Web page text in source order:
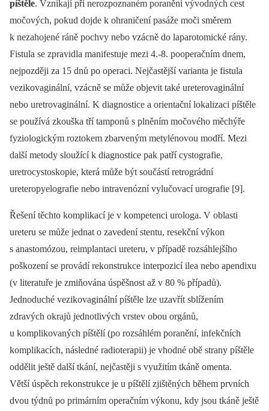
píštěle. Vznikají při nerozpoznaném poranění vývodných cest
močových, pokud dojde k ohraničení pasáže moči směrem
k nezahojené ráně pochvy nebo vzácně do laparotomické rány.
Fistula se zpravidla manifestuje mezi 4.-8. pooperačním dnem,
nejpozději za 15 dnů po operaci. Nejčastější varianta je fistula
vezikovaginální, vzácně se může objevit také ureterovaginální
nebo uretrovaginální. K diagnostice a orientační lokalizaci píštěle
se používá zkouška tří tamponů s plněním močového měchýře
fyziologickým roztokem zbarveným metylénovou modří. Mezi
další metody sloužící k diagnostice pak patří cystografie,
uretrocystoskopie, která může být součástí retrográdní
ureteropyelografie nebo intravenózní vylučovací urografie [9].
Řešení těchto komplikací je v kompetenci urologa. V oblasti
ureteru se může jednat o zavedení stentu, resekční výkon
s anastomózou, reimplantaci ureteru, v případě rozsáhlejšího
poškození se provádí rekonstrukce interpozicí ilea nebo apendixu
(v literatuře je zmiňována úspěšnost až v 80 % případů).
Jednoduché vezikovaginální píštěle lze uzavřít sblížením
zdravých okrajů jednotlivých vrstev obou orgánů,
u komplikovaných píštělí (po rozsáhlém poranění, infekčních
komplikacích, následné radioterapii) je vhodné obě strany píštěle
oddělit ještě další tkání, nejčastěji s využitím tkáně omenta.
Větší úspěch rekonstrukce je u píštělí zjištěných během prvních
dvou týdnů po primárním operačním výkonu, kdy jsou tkáně ještě